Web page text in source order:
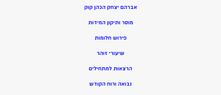
אברהם יצחק הכהן קוק
מוסר ותיקון המידות
פירוש חלומות
שיעורי זוהר
הרצאות למתחילים
נבואה ורוח הקודש